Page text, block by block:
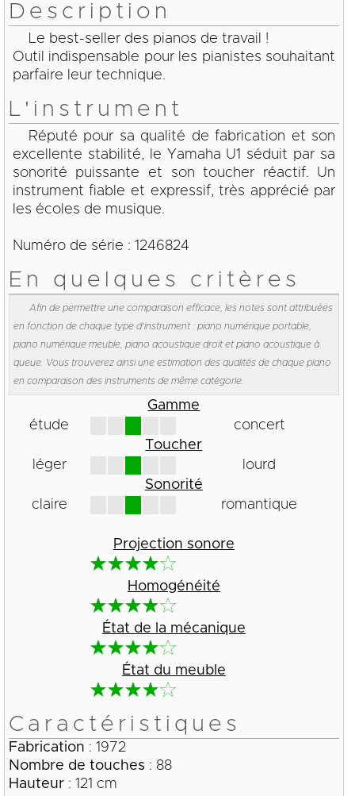
Description
Le best-seller des pianos de travail !
Outil indispensable pour les pianistes souhaitant
parfaire leur technique.
L'instrument
Réputé pour sa qualité de fabrication et son
excellente stabilité, le Yamaha U1 séduit par sa
sonorité puissante et son toucher réactif. Un
instrument fiable et expressif, très apprécié par
les écoles de musique.
Numéro de série : 1246824
En quelques critères
Afin de permettre une comparaison efficace, les notes sont attribuées
en fonction de chaque type d'instrument : piano numérique portable,
piano numérique meuble, piano acoustique droit et piano acoustique à
queue. Vous trouverez ainsi une estimation des qualités de chaque piano
en comparaison des instruments de même catégorie.
Gamme
étude
concert
Toucher
léger
lourd
Sonorité
claire
romantique
Projection sonore
Homogénéité
État de la mécanique
État du meuble
Caractéristiques
Fabrication : 1972
Nombre de touches : 88
Hauteur: 121 cm